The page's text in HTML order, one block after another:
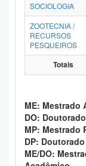
SOCIOLOGIA
ZOOTECNIA /
RECURSOS
PESQUEIROS
Totais
ME: Mestrado
DO:
MP: Mestrado
DP:
ME/DO: